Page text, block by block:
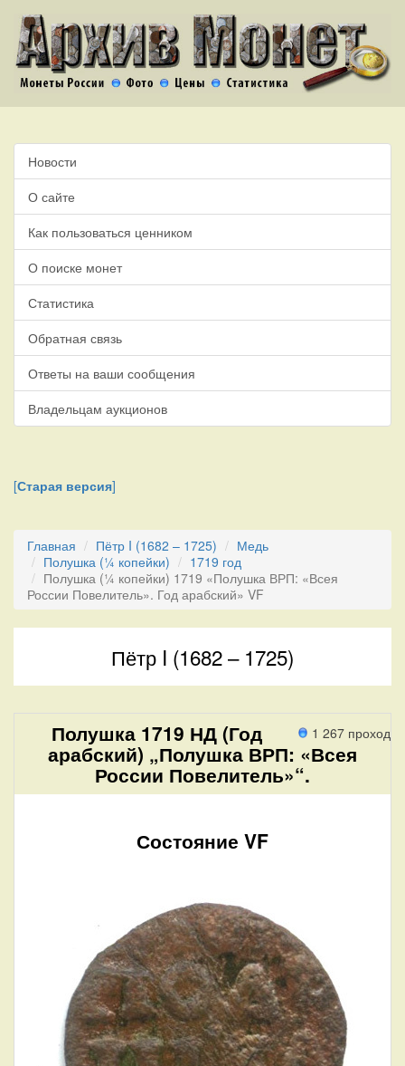
Новости
О сайте
Как пользоваться ценником
О поиске монет
Статистика
Обратная связь
Ответы на ваши сообщения
Владельцам аукционов
[Старая версия]
Главная Пётр I (1682 – 1725)
Медь
Полушка (¼ копейки)
1719 год
Полушка (¼ копейки) 1719 «Полушка ВРП: «Всея
России Повелитель». Год арабский» VF
Пётр I (1682 – 1725)
1 267 проход
Полушка 1719 НД (Год
арабский) „Полушка ВРП: «Всея
России Повелитель»“.
Состояние VF